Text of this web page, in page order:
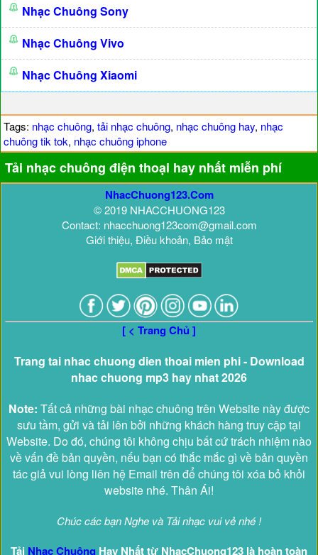
Nhạc Chuông Sony
Nhạc Chuông Vivo
Nhạc Chuông Xiaomi
Tags: nhạc chuông, tải nhạc chuông, nhạc chuông hay, nhạc
chuông tik tok, nhạc chuông iphone
Tải nhạc chuông điện thoại hay nhất miễn phí
NhacChuong123.Com
© 2019 NHACCHUONG123
Contact: nhacchuong123com@gmail.com
Giới thiệu, Điều khoản, Bảo mật
[ < Trang Chủ ]
Trang tai nhac chuong dien thoai mien phi - Download
nhac chuong mp3 hay nhat 2026
Note: Tất cả những bài nhạc chuông trên Website này được
sưu tầm, gửi và tải lên bởi những khách hàng truy cập tại
Website. Do đó, chúng tôi không chịu bất cứ trách nhiệm nào
về vấn đề bản quyền, nếu bạn có thắc mắc gì về bản quyền
tác giả vui lòng liên hệ Email trên để chúng tôi xóa bỏ khỏi
website nhé. Thân Ái!
Chúc các bạn Nghe và Tải nhạc vui vẻ nhé !
Tải Nhạc Chuông Hay Nhất từ NhacChuong123 là hoàn toàn